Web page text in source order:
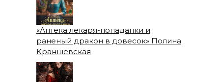
«Аптека лекаря-попаданки и
раненый дракон в довесок» Полина
Краншевская